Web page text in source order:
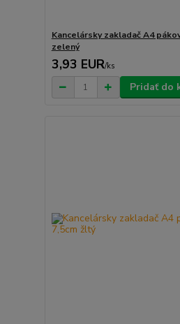
Kancelársky zakladač A4
zelený
3,93 EUR/ks
Pridať do